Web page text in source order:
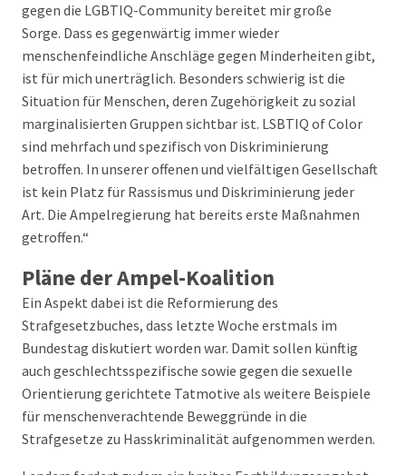
gegen die LGBTIQ-Community bereitet mir große
Sorge. Dass es gegenwärtig immer wieder
menschenfeindliche Anschläge gegen Minderheiten gibt,
ist für mich unerträglich. Besonders schwierig ist die
Situation für Menschen, deren Zugehörigkeit zu sozial
marginalisierten Gruppen sichtbar ist. LSBTIQ of Color
sind mehrfach und spezifisch von Diskriminierung
betroffen. In unserer offenen und vielfältigen Gesellschaft
ist kein Platz für Rassismus und Diskriminierung jeder
Art. Die Ampelregierung hat bereits erste Maßnahmen
getroffen.“
Pläne der Ampel-Koalition
Ein Aspekt dabei ist die Reformierung des
Strafgesetzbuches, dass letzte Woche erstmals im
Bundestag diskutiert worden war. Damit sollen künftig
auch geschlechtsspezifische sowie gegen die sexuelle
Orientierung gerichtete Tatmotive als weitere Beispiele
für menschenverachtende Beweggründe in die
Strafgesetze zu Hasskriminalität aufgenommen werden.